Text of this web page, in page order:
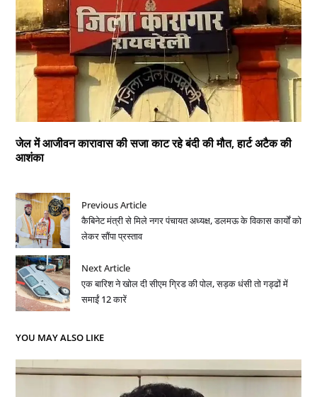
जेल में आजीवन कारावास की सजा काट रहे बंदी की मौत, हार्ट अटैक की
आशंका
Previous Article
कैबिनेट मंत्री से मिले नगर पंचायत अध्यक्ष, डलमऊ के विकास कार्यों को
लेकर सौंपा प्रस्ताव
Next Article
एक बारिश ने खोल दी सीएम ग्रिड की पोल, सड़क धंसी तो गड्ढों में
समाईं 12 कारें
YOU MAY ALSO LIKE